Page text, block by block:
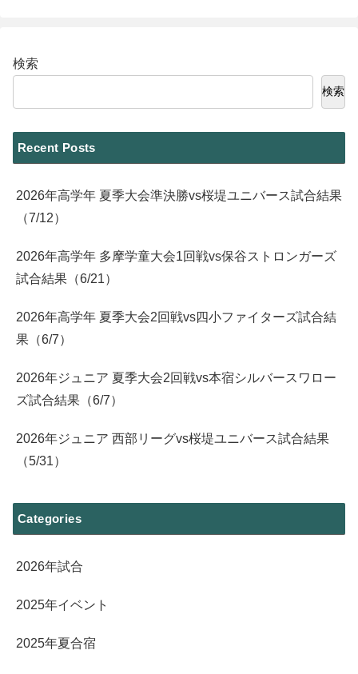
検索
検索
Recent Posts
2026年高学年 夏季大会準決勝vs桜堤ユニバース試合結果
（7/12）
2026年高学年 多摩学童大会1回戦vs保谷ストロンガーズ
試合結果（6/21）
2026年高学年 夏季大会2回戦vs四小ファイターズ試合結
果（6/7）
2026年ジュニア 夏季大会2回戦vs本宿シルバースワロー
ズ試合結果（6/7）
2026年ジュニア 西部リーグvs桜堤ユニバース試合結果
（5/31）
Categories
2026年試合
2025年イベント
2025年夏合宿